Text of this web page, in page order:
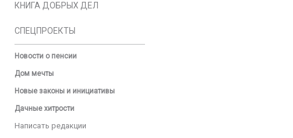
КНИГА ДОБРЫХ ДЕЛ
СПЕЦПРОЕКТЫ
Новости о пенсии
Дом мечты
Новые законы и инициативы
Дачные хитрости
Написать редакции